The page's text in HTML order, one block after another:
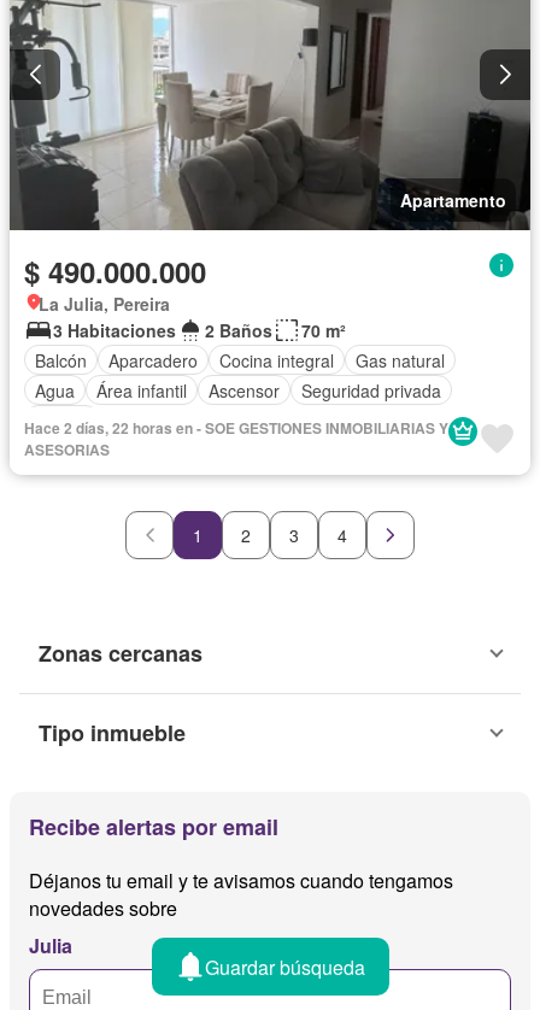
Apartamento
$ 490.000.000
La Julia, Pereira
3 Habitaciones
2 Baños
70 m²
Balcón
Aparcadero Cocina integral
Gas natural
Agua
Área infantil Ascensor
Seguridad privada
Piscina
Hace 2 días, 22 horas en - SOE GESTIONES INMOBILIARIAS Y
ASESORIAS
1 2 3 4
Zonas cercanas
Tipo inmueble
Recibe alertas por email
Déjanos tu email y te avisamos cuando tengamos
novedades sobre
Julia
Guardar búsqueda